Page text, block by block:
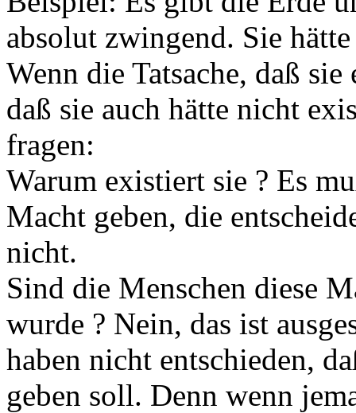
absolut zwingend. Sie
Wenn die Tatsache, daß
daß sie auch hätte nicht
fragen:
Warum existiert sie ? Es
Macht geben, die
nicht.
Sind die Menschen diese
wurde ? Nein, das ist
haben nicht entschieden,
geben soll. Denn wenn